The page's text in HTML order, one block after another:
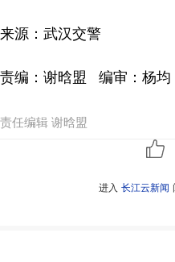
来源：武汉交警
责编：谢晗盟 编审：杨均
责任编辑 谢晗盟
进入 长江云新闻